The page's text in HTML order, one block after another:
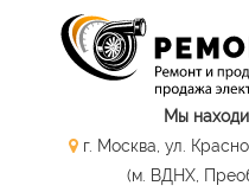
Мы
г. Москва, ул.
(м. ВДНХ,